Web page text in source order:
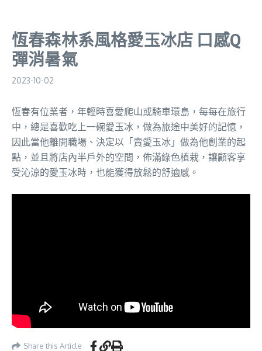
恆春森林系風格愛玉冰店 口感Q
彈消暑氣
2023-10-02
恆春有位業者，年輕時喜愛爬山或騎車環島，每每在旅行
中，總是喜歡吃上一碗愛玉冰，做為旅途中美好的記憶，
因此當他離開職場、決定以「賣愛玉冰」做為他創業的起
點，並且將店內半戶外的空間，佈滿綠色植栽，讓顧客享
受沁涼的愛玉冰時，也能獲得放鬆的舒適感。
Share this Article